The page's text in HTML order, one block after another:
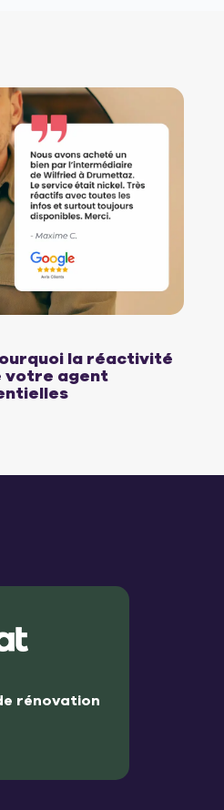
la réactivité
votre agent
rénovation